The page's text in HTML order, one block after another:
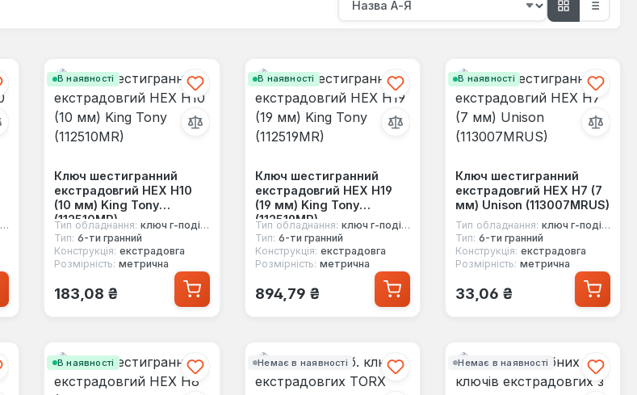
В наявності
Ключ шестигранний
екстрадовгий HEX Н10
(10 мм) King Tony
(112510MR)
Тип обладнання: ключ г-подібний
Тип: 6-ти гранний
Конструкція: екстрадовга
Розмірність: метрична
Звичайна ціна:
183,08 ₴
В наявності
Ключ шестигранний
екстрадовгий HEX Н19
(19 мм) King Tony
(112519MR)
Тип обладнання: ключ г-подібний
Тип: 6-ти гранний
Конструкція: екстрадовга
Розмірність: метрична
Звичайна ціна:
894,79 ₴
В наявності
Ключ шестигранний
екстрадовгий HEX Н7 (7
мм) Unison (113007MRUS)
Тип обладнання: ключ г-подібний
Тип: 6-ти гранний
Конструкція: екстрадовга
Розмірність: метрична
Звичайна ціна:
33,06 ₴
В наявності Немає в наявності Немає в наявності